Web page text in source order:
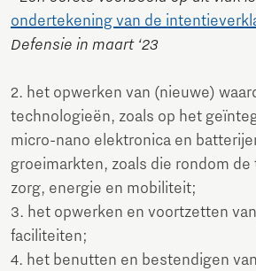
ondertekening van de
Defensie in maart ‘23
2. het opwerken van (nieuwe)
technologieën, zoals op het
micro-nano elektronica en
groeimarkten, zoals die rondom de
zorg, energie en mobiliteit;
3. het opwerken en voortzetten
faciliteiten;
4. het benutten en bestendigen van